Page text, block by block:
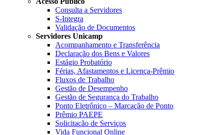
Consulta a Servidores
S-Integra
Validação de Documentos
Servidores Unicamp
Acompanhamento e Transferência
Declaração dos Bens e Valores
Estágio Probatório
Férias, Afastamentos e Licença-Prêmio
Fluxos de Trabalho
Gestão de Desempenho
Gestão de Segurança do Trabalho
Ponto Eletrônico – Marcação de Ponto
Prêmio PAEPE
Solicitação de Serviços
Vida Funcional Online